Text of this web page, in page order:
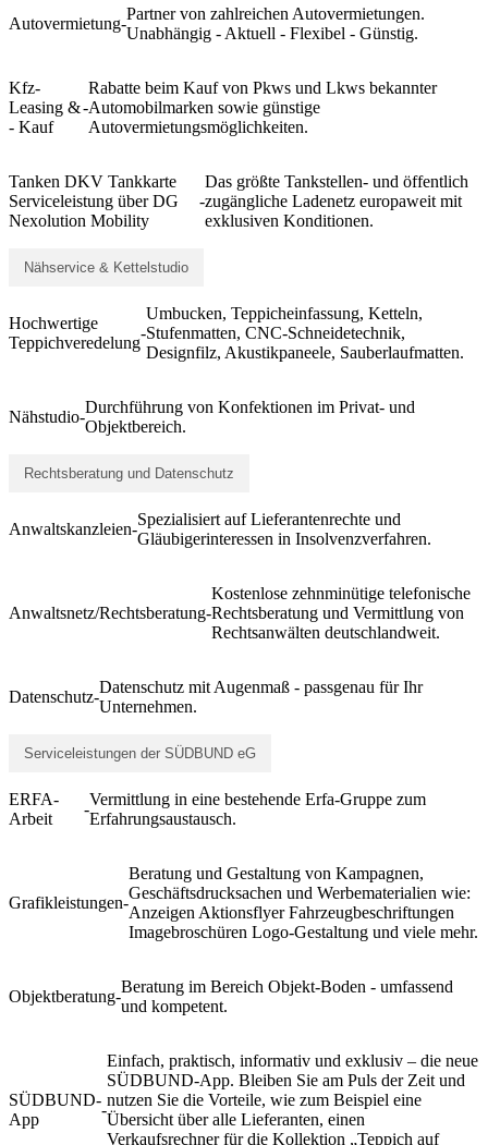
Autovermietung-
Partner von zahlreichen Autovermietungen.
Unabhängig - Aktuell - Flexibel - Günstig.
Kfz-
Leasing &
- Kauf
-
Rabatte beim Kauf von Pkws und Lkws bekannter
Automobilmarken sowie günstige
Autovermietungsmöglichkeiten.
Tanken DKV Tankkarte
Serviceleistung über DG
Nexolution Mobility
-
Das größte Tankstellen- und öffentlich
zugängliche Ladenetz europaweit mit
exklusiven Konditionen.
Nähservice & Kettelstudio
Hochwertige
Teppichveredelung
-
Umbucken, Teppicheinfassung, Ketteln,
Stufenmatten, CNC-Schneidetechnik,
Designfilz, Akustikpaneele, Sauberlaufmatten.
Nähstudio-
Durchführung von Konfektionen im Privat- und
Objektbereich.
Rechtsberatung und Datenschutz
Anwaltskanzleien-
Spezialisiert auf Lieferantenrechte und
Gläubigerinteressen in Insolvenzverfahren.
Anwaltsnetz/Rechtsberatung-
Kostenlose zehnminütige telefonische
Rechtsberatung und Vermittlung von
Rechtsanwälten deutschlandweit.
Datenschutz-
Datenschutz mit Augenmaß - passgenau für Ihr
Unternehmen.
Serviceleistungen der SÜDBUND eG
ERFA-
Arbeit
-
Vermittlung in eine bestehende Erfa-Gruppe zum
Erfahrungsaustausch.
Grafikleistungen-
Beratung und Gestaltung von Kampagnen,
Geschäftsdrucksachen und Werbematerialien wie:
Anzeigen Aktionsflyer Fahrzeugbeschriftungen
Imagebroschüren Logo-Gestaltung und viele mehr.
Objektberatung-
Beratung im Bereich Objekt-Boden - umfassend
und kompetent.
SÜDBUND-
App
-
Einfach, praktisch, informativ und exklusiv – die neue
SÜDBUND-App. Bleiben Sie am Puls der Zeit und
nutzen Sie die Vorteile, wie zum Beispiel eine
Übersicht über alle Lieferanten, einen
Verkaufsrechner für die Kollektion „Teppich auf